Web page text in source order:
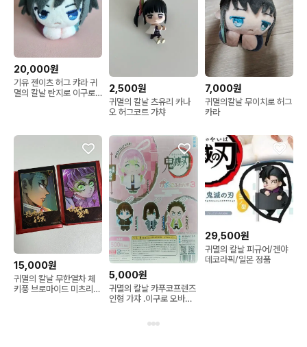
20,000원
기유 젠이츠 허그 캬라 귀
멸의 칼날 탄지로 이구로
2,500원
귀멸의 칼날 츠유리 카나
오 허그코트 가챠
7,000원
귀멸의칼날 무이치로 허그
카라
15,000원
귀멸의 칼날 무한열차 체
키풍 브로마이드 미츠리
5,000원
귀멸의 칼날 카푸코프렌즈
인형 가챠 .이구로 오바나
29,500원
귀멸의 칼날 피규어/겐야
데코라픽/일본 정품